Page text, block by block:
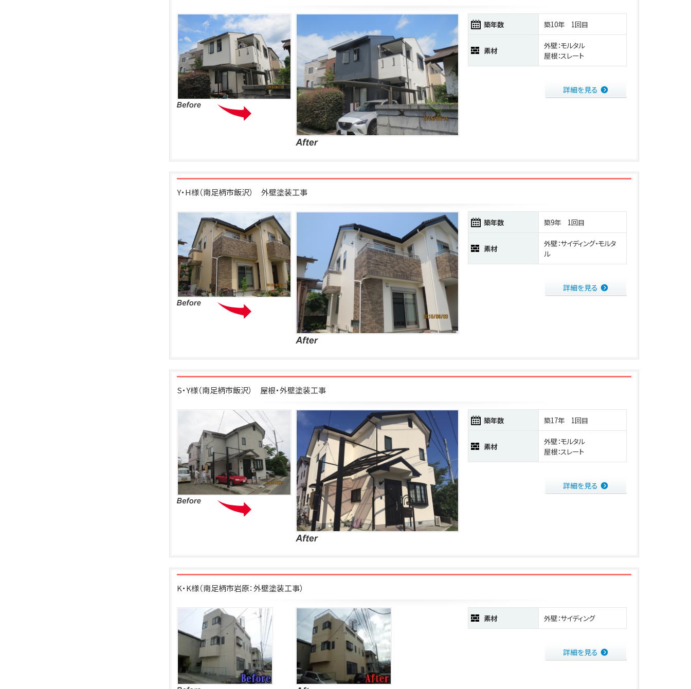
築年数 築10年 1回目
素材
外壁：モルタル
屋根：スレート
詳細を見る
Y・H様（南足柄市飯沢） 外壁塗装工事
築年数 築9年 1回目
素材
外壁：サイディング・モルタ
ル
詳細を見る
S・Y様（南足柄市飯沢） 屋根・外壁塗装工事
築年数 築17年 1回目
素材
外壁：モルタル
屋根：スレート
詳細を見る
K・K様（南足柄市岩原：外壁塗装工事）
素材 外壁：サイディング
詳細を見る